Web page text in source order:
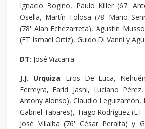
Ignacio Bogino, Paulo Killer (67'
Osella, Martín Tolosa (78' Mario
(78' Alan Echezarreta), Agustín
(ET Ismael Ortíz), Guido Di Vanni y
DT: José Vizcarra
J.J. Urquiza: Eros De Luca,
Ferreyra, Farid Jasni, Luciano
Antony Alonso), Claudio Leguizamón,
Gabriel Tabares), Tiago Rodríguez
José Villalba (76' César Peralta) y